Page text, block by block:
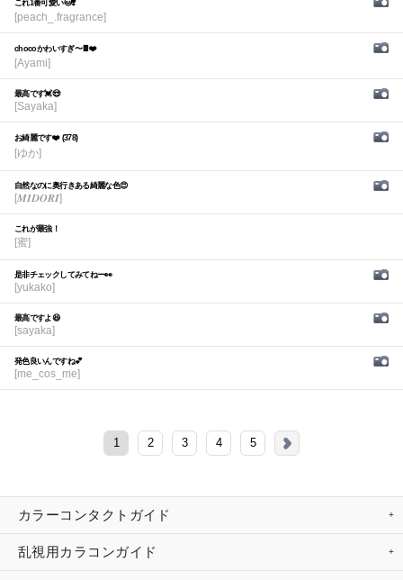
これ1番可愛い🐱❣️
[peach_.fragrance]
chocoかわいすぎ〜🍫❤️
[Ayami]
最高です💓😍
[Sayaka]
お綺麗です❤️ (378)
[ゆか]
自然なのに奥行きある綺麗な色😍
[𝑴𝑰𝑫𝑶𝑹𝑰]
これが最強！
[蜜]
是非チェックしてみてねー👀
[yukako]
最高ですよ😆
[sayaka]
発色良いんですね💕︎
[me_cos_me]
1 2 3 4 5
カラーコンタクトガイド
乱視用カラコンガイド